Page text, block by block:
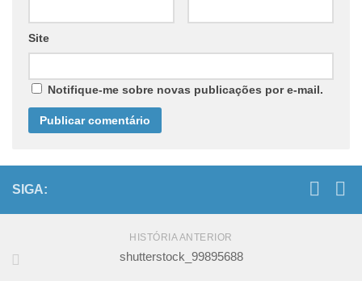
Site
Notifique-me sobre novas publicações por e-mail.
SIGA:
HISTÓRIA ANTERIOR
shutterstock_99895688